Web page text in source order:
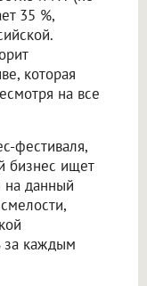
35 %,
которая
на все
фестиваля,
бизнес ищет
на данный
за каждым